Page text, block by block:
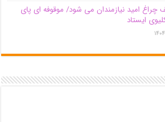
چراغ امید نیازمندان می شود/ موقوفه ای پای
ایستاد